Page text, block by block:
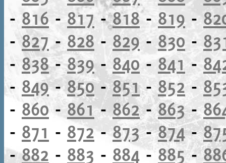
- 816- 817 -818-819 -
-827-828 - 829 - 830 -
- 838-839-840 - 841 -
- 849-850-851- 852-
- 860 -861- 862-863-
- 871 - 872-873-874-
-882 - 883 - 884- 885-